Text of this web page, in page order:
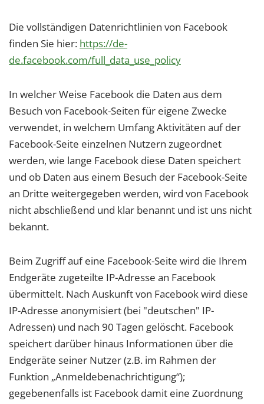
Die vollständigen Datenrichtlinien von Facebook
finden Sie hier: https://de-
de.facebook.com/full_data_use_policy
In welcher Weise Facebook die Daten aus dem
Besuch von Facebook-Seiten für eigene Zwecke
verwendet, in welchem Umfang Aktivitäten auf der
Facebook-Seite einzelnen Nutzern zugeordnet
werden, wie lange Facebook diese Daten speichert
und ob Daten aus einem Besuch der Facebook-Seite
an Dritte weitergegeben werden, wird von Facebook
nicht abschließend und klar benannt und ist uns nicht
bekannt.
Beim Zugriff auf eine Facebook-Seite wird die Ihrem
Endgeräte zugeteilte IP-Adresse an Facebook
übermittelt. Nach Auskunft von Facebook wird diese
IP-Adresse anonymisiert (bei "deutschen" IP-
Adressen) und nach 90 Tagen gelöscht. Facebook
speichert darüber hinaus Informationen über die
Endgeräte seiner Nutzer (z.B. im Rahmen der
Funktion „Anmeldebenachrichtigung“);
gegebenenfalls ist Facebook damit eine Zuordnung